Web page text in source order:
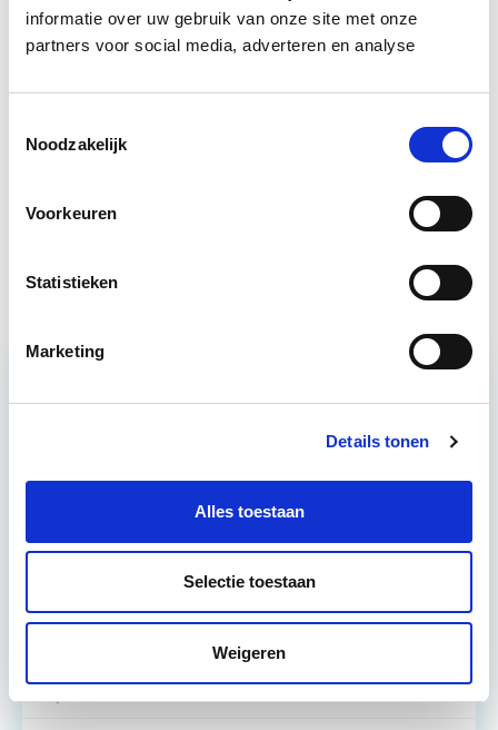
informatie over uw gebruik van onze site met onze
partners voor social media, adverteren en analyse
Noodzakelijk
Voorkeuren
Statistieken
Marketing
Details tonen
Alles toestaan
Selectie toestaan
Weigeren
Business Case voor Vastgoed- &
Projectontwikkeling
Circulair Bouwen
2050 wil de Nederlandse overheid dat de
bouweconomie volledig circulair is. Dit betekent
dat… Lees verder
Utrecht of online